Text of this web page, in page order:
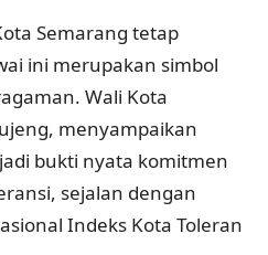
Semarang tetap
ini merupakan simbol
Wali Kota
menyampaikan
bukti nyata komitmen
sejalan dengan
Indeks Kota Toleran